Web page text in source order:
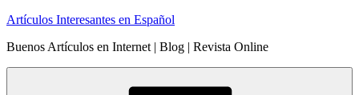
Saltar
contenido
Artículos Interesantes en Español
Buenos Artículos en Internet | Blog | Revista Online